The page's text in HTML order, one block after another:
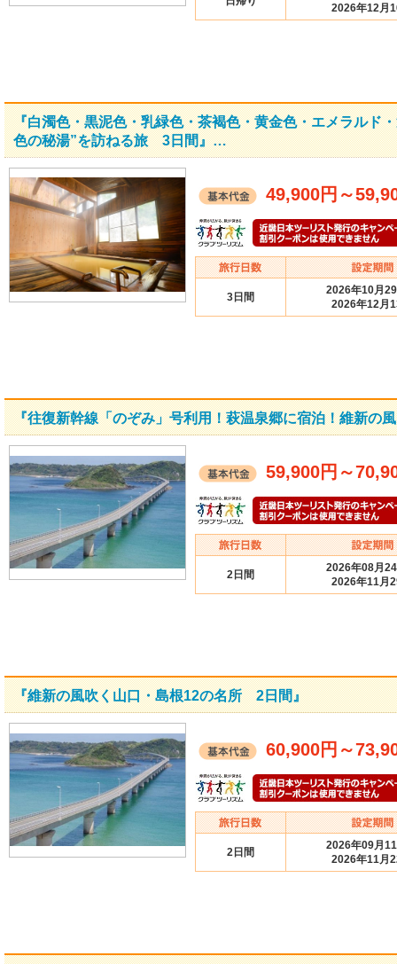
2026年12月
『白濁色・黒泥色・乳緑色・茶褐色・黄金色・エメラルド
色の秘湯”を訪ねる旅 3日間』…
49,900円 ～
3日間
2026年10月
2026年12月
『往復新幹線「のぞみ」号利用！萩温泉郷に宿泊！維新の
59,900円 ～
2日間
2026年08月
2026年11月
『維新の風吹く山口・島根12の名所 2日間』
60,900円 ～
2日間
2026年09月
2026年11月